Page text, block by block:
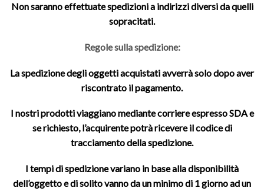
Non saranno effettuate spedizioni a indirizzi diversi da quelli
sopracitati.
Regole sulla spedizione:
La spedizione degli oggetti acquistati avverrà solo dopo aver
riscontrato il pagamento.
I nostri prodotti viaggiano mediante corriere espresso SDA e
se richiesto, l’acquirente potrà ricevere il codice di
tracciamento della spedizione.
I tempi di spedizione variano in base alla disponibilità
dell’oggetto e di solito vanno da un minimo di 1 giorno ad un